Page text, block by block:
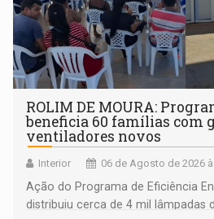
ROLIM DE MOURA:
beneficia 60 famílias com
ventiladores novos
Interior 06 de Agosto de 2026
Ação do Programa de Eficiência
distribuiu cerca de 4 mil lâmpadas